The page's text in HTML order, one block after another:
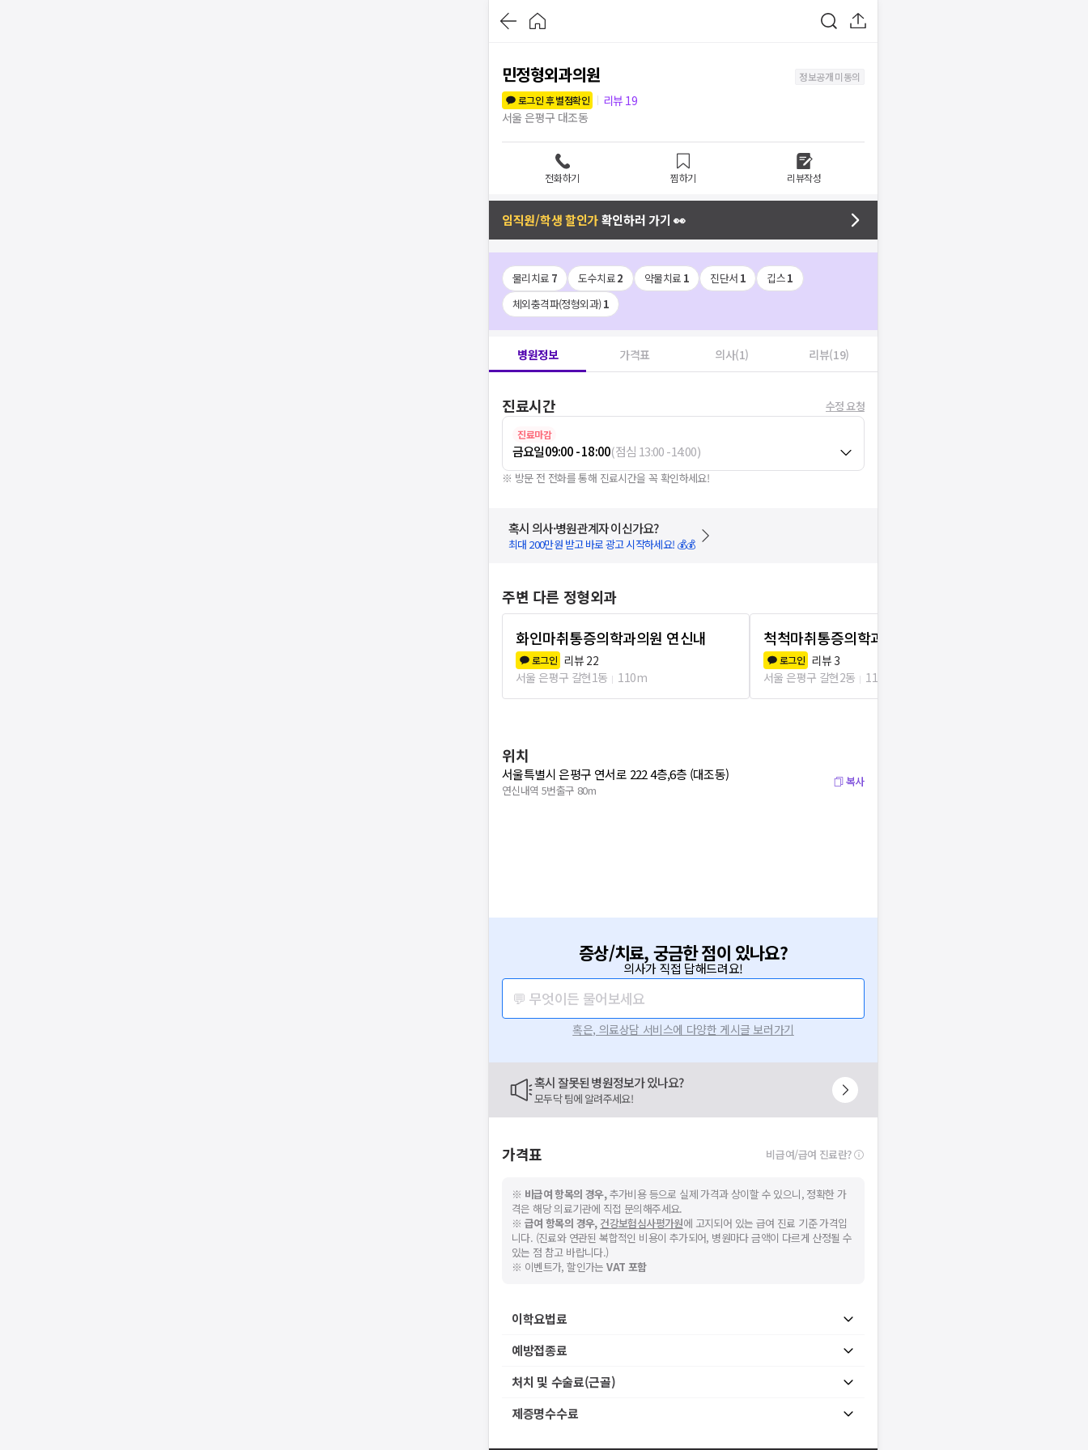
민정형외과의원
정보공개 미동의
로그인 후 별점확인
리뷰 19
서울 은평구 대조동
전화하기 찜하기 리뷰작성
임직원/학생 할인가확인하러 가기 👀
물리치료 7 도수치료2 약물치료 1 진단서 1 깁스1
체외충격파(정형외과)1
병원정보 가격표 의사(1) 리뷰(19)
진료시간 수정 요청
진료마감
금요일09:00 - 18:00(점심 13:00-14:00)
※ 방문 전 전화를 통해 진료시간을 꼭 확인하세요!
혹시 의사·병원관계자 이신가요?
최대 200만원 받고 바로 광고 시작하세요! 💰💰
주변 다른 정형외과
화인마취통증의학과의원 연신내
로그인 리뷰 22
서울 은평구 갈현1동
110m
척척마취통증의학과의원
로그인 리뷰 3
서울 은평구 갈현2동
113m
위치
서울특별시 은평구 연서로 222 4층,6층 (대조동)
연신내역 5번출구 80m
복사
증상/치료, 궁금한 점이 있나요?
의사가 직접 답해드려요!
💬 무엇이든 물어보세요
혹은, 의료상담 서비스에 다양한 게시글 보러가기
혹시 잘못된 병원정보가 있나요?
모두닥 팀에 알려주세요!
가격표 비급여/급여 진료란?
※ 비급여 항목의 경우,추가비용 등으로 실제 가격과 상이할 수 있으니, 정확한 가
격은 해당 의료기관에 직접 문의해주세요.
※ 급여 항목의 경우, 건강보험심사평가원에 고지되어 있는 급여 진료 기준 가격입
니다. (진료와 연관된 복합적인 비용이 추가되어, 병원마다 금액이 다르게 산정될 수
있는 점 참고 바랍니다.)
※ 이벤트가, 할인가는VAT 포함
이학요법료
예방접종료
처치 및 수술료(근골)
제증명수수료